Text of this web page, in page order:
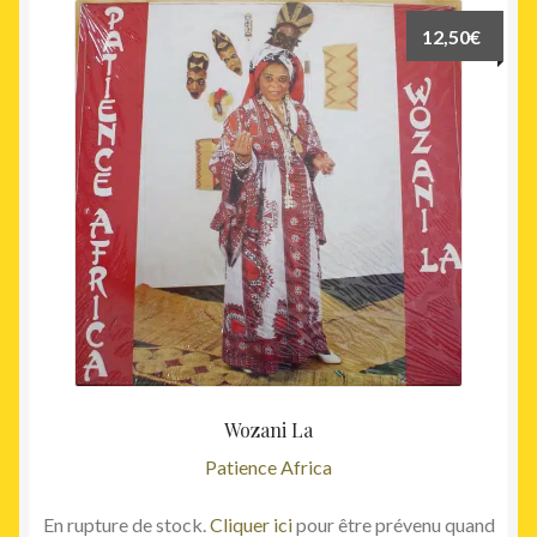
Wozani La
Patience Africa
12,50€
En rupture de stock. Cliquer icipour être prévenu quand